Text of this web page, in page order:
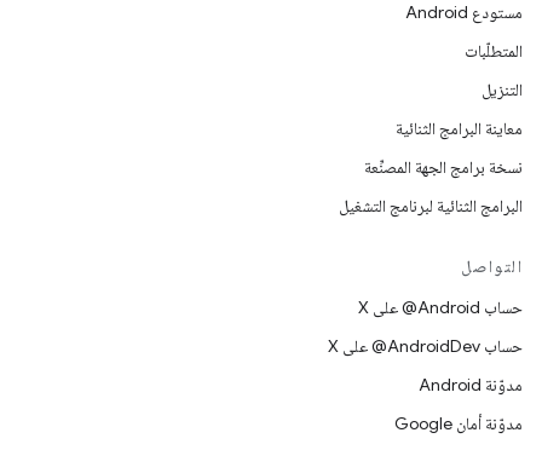
مستودع Android
المتطلّبات
التنزيل
معاينة البرامج الثنائية
نسخة برامج الجهة المصنِّعة
البرامج الثنائية لبرنامج التشغيل
التواصل
حساب ‎@Android على X
حساب ‎@AndroidDev على X
مدوّنة Android
مدوّنة أمان Google